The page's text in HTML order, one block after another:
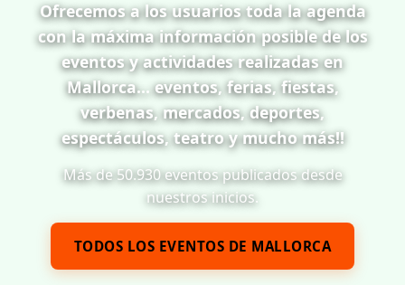
Ofrecemos a los usuarios toda la agenda
con la máxima información posible de los
eventos y actividades realizadas en
Mallorca... eventos, ferias, fiestas,
verbenas, mercados, deportes,
espectáculos, teatro y mucho más!!
Más de 50.930 eventos publicados desde
nuestros inicios.
TODOS LOS EVENTOS DE MALLORCA